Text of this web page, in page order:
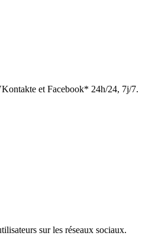
et Facebook* 24h/24, 7j/7.
sur les réseaux sociaux.